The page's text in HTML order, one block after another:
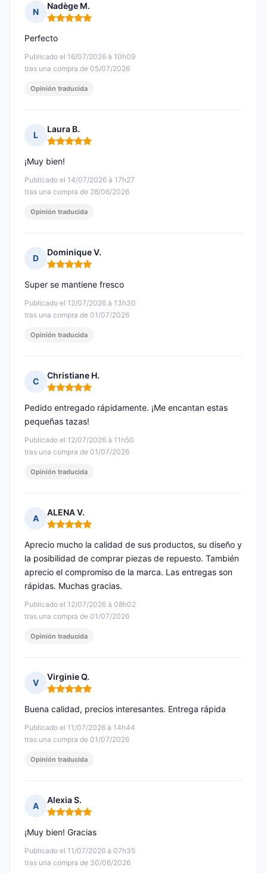
N
Nadège M.
Nota: 5 de 5
Publicado el 16/07/2026 à 10h09
tras una compra de 05/07/2026
Perfecto
Opinión traducida
L
Laura B.
Nota: 5 de 5
Publicado el 14/07/2026 à 17h27
tras una compra de 28/06/2026
¡Muy bien!
Opinión traducida
D
Dominique V.
Nota: 5 de 5
Publicado el 12/07/2026 à 13h30
tras una compra de 01/07/2026
Super se mantiene fresco
Opinión traducida
C
Christiane H.
Nota: 5 de 5
Publicado el 12/07/2026 à 11h50
tras una compra de 01/07/2026
Pedido entregado rápidamente. ¡Me encantan estas
pequeñas tazas!
Opinión traducida
A
ALENA V.
Nota: 5 de 5
Publicado el 12/07/2026 à 08h02
tras una compra de 01/07/2026
Aprecio mucho la calidad de sus productos, su diseño y
la posibilidad de comprar piezas de repuesto. También
aprecio el compromiso de la marca. Las entregas son
rápidas. Muchas gracias.
Opinión traducida
V
Virginie Q.
Nota: 5 de 5
Publicado el 11/07/2026 à 14h44
tras una compra de 01/07/2026
Buena calidad, precios interesantes. Entrega rápida
Opinión traducida
A
Alexia S.
Nota: 5 de 5
Publicado el 11/07/2026 à 07h35
tras una compra de 30/06/2026
¡Muy bien! Gracias